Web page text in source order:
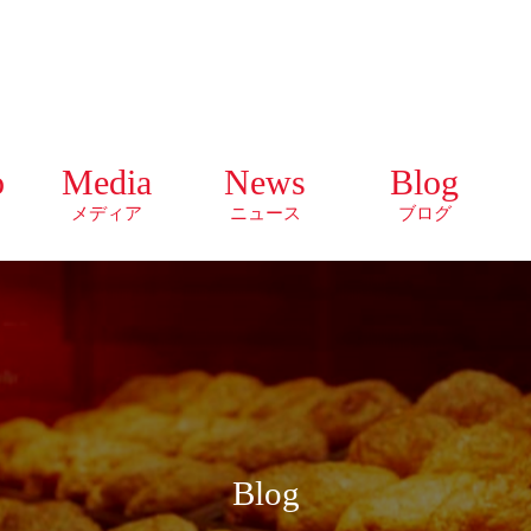
Media
メディア
News
ニュース
Blog
ブログ
Blog